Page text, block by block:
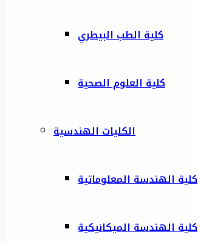
كلية الطب البيطري
كلية العلوم الصحية
الكليات الهندسية
كلية الهندسة المعلوماتية
كلية الهندسة الميكانيكية